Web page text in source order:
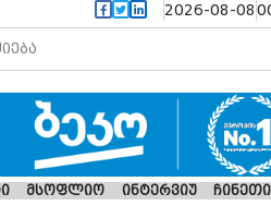
2026-08-08
მსოფლიო ინტერვიუ ჩინეთი